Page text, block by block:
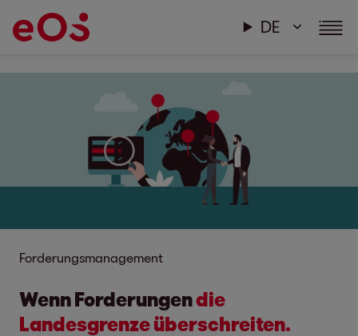
DE
Forderungsmanagement
Wenn Forderungendie
Landesgrenze überschreiten.